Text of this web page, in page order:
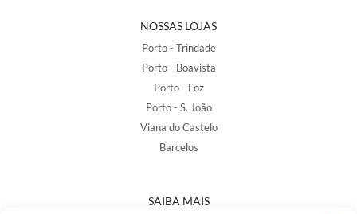
NOSSAS LOJAS
Porto - Trindade
Porto - Boavista
Porto - Foz
Porto - S. João
Viana do Castelo
Barcelos
SAIBA MAIS